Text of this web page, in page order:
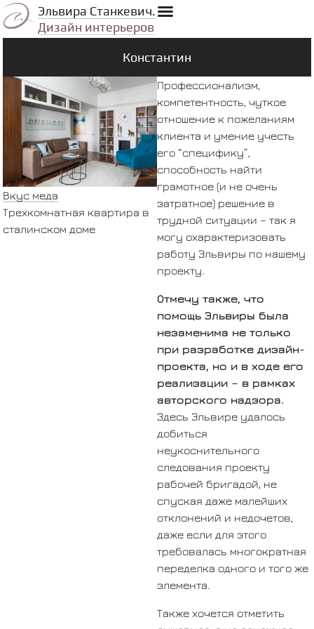
Эльвира Станкевич.
Дизайн интерьеров
Константин
Вкус меда
Трехкомнатная квартира в
сталинском доме
Профессионализм,
компетентность, чуткое
отношение к пожеланиям
клиента и умение учесть
его “специфику”,
способность найти
грамотное (и не очень
затратное) решение в
трудной ситуации – так я
могу охарактеризовать
работу Эльвиры по нашему
проекту.
Отмечу также, что
помощь Эльвиры была
незаменима не только
при разработке дизайн-
проекта, но и в ходе его
реализации – в рамках
авторского надзора.
Здесь Эльвире удалось
добиться
неукоснительного
следования проекту
рабочей бригадой, не
спуская даже малейших
отклонений и недочетов,
даже если для этого
требовалась многократная
переделка одного и того же
элемента.
Также хочется отметить